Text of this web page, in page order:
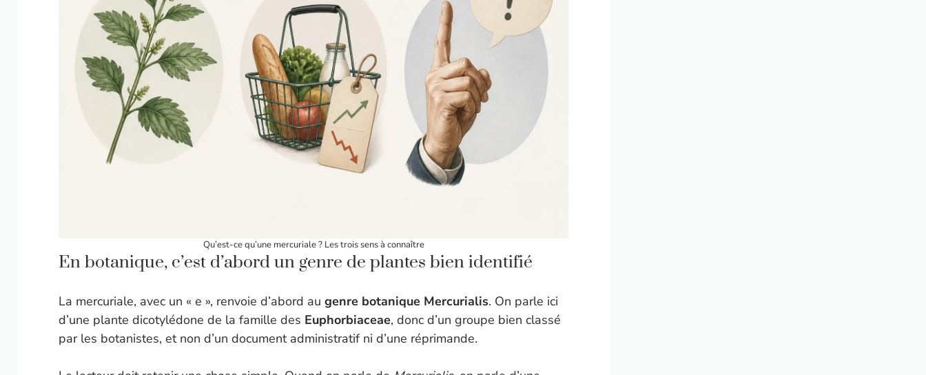
Qu’est-ce qu’une mercuriale ? Les trois sens à connaître
En botanique, c’est d’abord un genre de plantes bien identifié
La mercuriale, avec un « e », renvoie d’abord augenre botanique Mercurialis. On parle ici
d’une plante dicotylédone de la famille des Euphorbiaceae, donc d’un groupe bien classé
par les botanistes, et non d’un document administratif ni d’une réprimande.